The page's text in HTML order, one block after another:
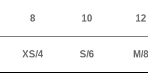
8 10 12
XS/4 S/6 M/8